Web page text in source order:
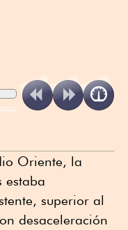
Oriente, la
estaba
superior al
desaceleración